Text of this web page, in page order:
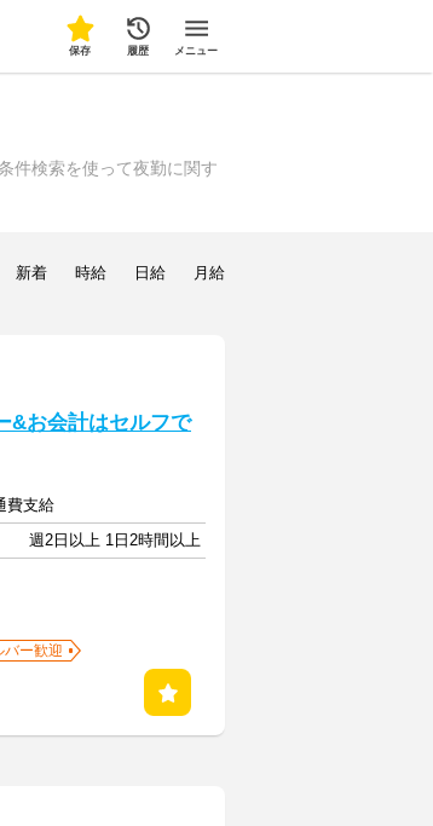
保存 履歴 メニュー
件検索を使って夜勤に関す
新着 時給 日給 月給
&お会計はセルフで
費支給
週2日以上 1日2時間以上
バー歓迎